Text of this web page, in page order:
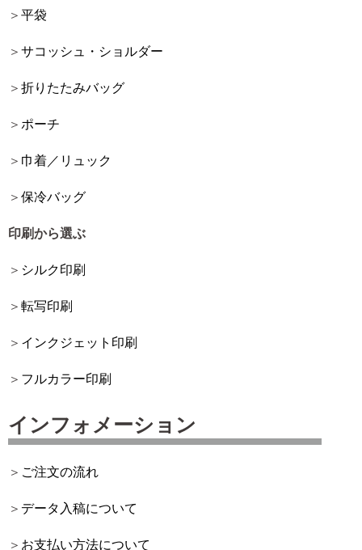
平袋
サコッシュ・ショルダー
折りたたみバッグ
ポーチ
巾着／リュック
保冷バッグ
印刷から選ぶ
シルク印刷
転写印刷
インクジェット印刷
フルカラー印刷
インフォメーション
ご注文の流れ
データ入稿について
お支払い方法について